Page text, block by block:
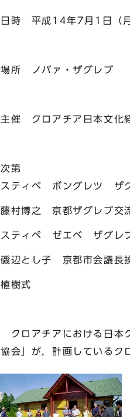
日時 平成14年7月1日（
場所 ノバァ・ザグレブ
主催 クロアチア日本文化
次第
スティペ ボングレツ ザ
藤村博之 京都ザグレブ交
スティペ ゼエベ ザグレ
磯辺とし子 京都市会議長
植樹式
クロアチアにおける日本
協会」が，計画しているク